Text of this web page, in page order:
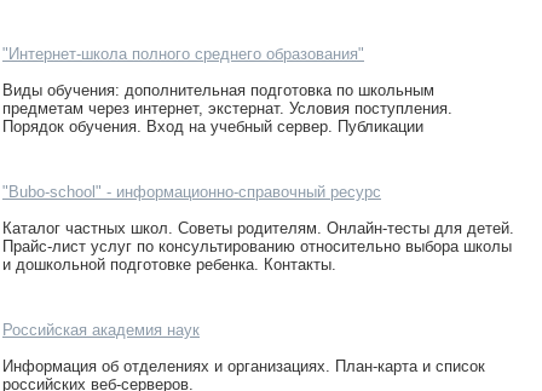
"Интернет-школа полного среднего образования"
Виды обучения: дополнительная подготовка по школьным
предметам через интернет, экстернат. Условия поступления.
Порядок обучения. Вход на учебный сервер. Публикации
"Bubo-school" - информационно-справочный ресурс
Каталог частных школ. Советы родителям. Онлайн-тесты для детей.
Прайс-лист услуг по консультированию относительно выбора школы
и дошкольной подготовке ребенка. Контакты.
Российская академия наук
Информация об отделениях и организациях. План-карта и список
российских веб-серверов.